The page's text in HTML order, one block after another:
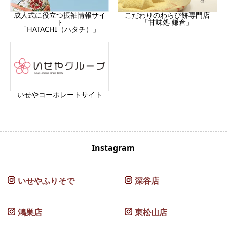
成人式に役立つ振袖情報サイ
ト
「HATACHI（ハタチ）」
こだわりのわらび餅専門店
「甘味処 鎌倉」
いせやコーポレートサイト
Instagram
いせやふりそで 深谷店
鴻巣店 東松山店